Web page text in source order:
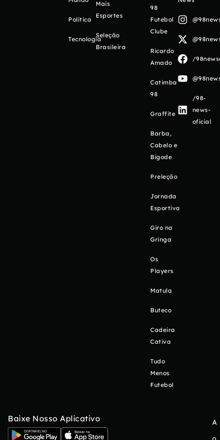
Política
Tecnologia
Mais
Esportes
Seleção
Brasileira
98
Futebol
Clube
Ricardo
Amado
Catimba
98
Graffite
Barba,
Cabelo e
Bigode
Preleção
Jornada
Esportiva
Giro na
Gringa
Os
Players
Matula
Buteco
Cadeira
Cativa
Tudo
Menos
Futebol
/
/98-
news-
oficial
Baixe Nosso Aplicativo
A